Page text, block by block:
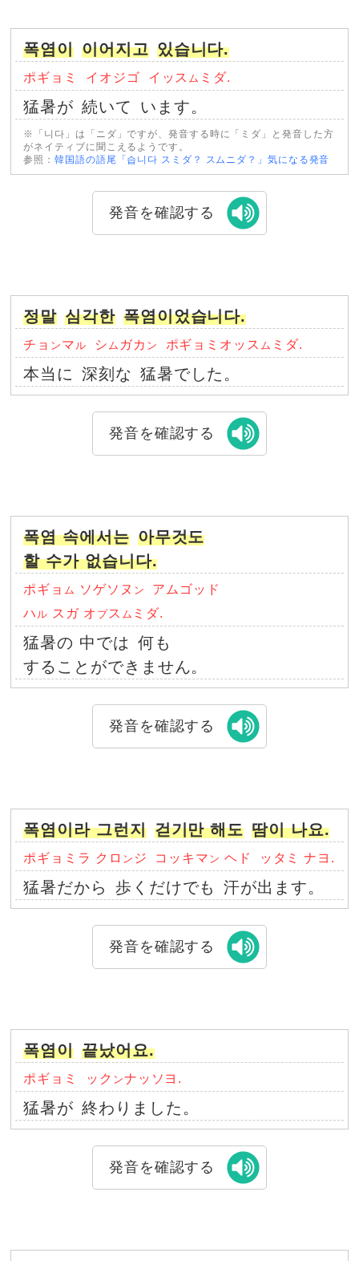
폭염이 이어지고 있습니다.
ポギョミ イオジゴ イッス ム ミダ.
猛暑が 続いて います。
※「니다」は「ニダ」ですが、発音する時に「ミダ」と発音した方
がネイティブに聞こえるようです。
参照：韓国語の語尾「습니다 スミダ？ スムニダ？」気になる発音
発音を確認する
정말 심각한 폭염이었습니다.
チョ ン マ ル シ ム ガカ ン ポギョミオッス ム ミダ.
本当に 深刻な 猛暑でした。
発音を確認する
폭염 속에서는 아무것도
할 수가 없습니다.
ポギョ ム ソゲソヌ ン
アムゴッド
ハ ル スガ オ プス ム ミダ.
猛暑の 中では 何も
することができません。
発音を確認する
폭염이라 그런지 걷기만 해도 땀이 나요.
ポギョミラ クロ ン ジ コッキマ ン ヘド ッタミ ナヨ.
猛暑だから 歩くだけでも 汗が出ます。
発音を確認する
폭염이 끝났어요.
ポギョミ ック ンナッソヨ.
猛暑が 終わりました。
発音を確認する